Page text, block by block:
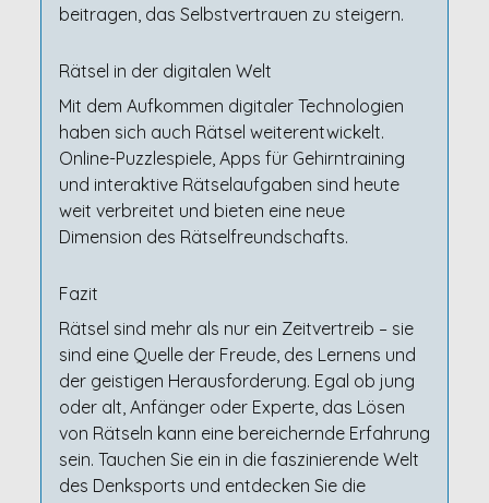
beitragen, das Selbstvertrauen zu steigern.
Rätsel in der digitalen Welt
Mit dem Aufkommen digitaler Technologien
haben sich auch Rätsel weiterentwickelt.
Online-Puzzlespiele, Apps für Gehirntraining
und interaktive Rätselaufgaben sind heute
weit verbreitet und bieten eine neue
Dimension des Rätselfreundschafts.
Fazit
Rätsel sind mehr als nur ein Zeitvertreib – sie
sind eine Quelle der Freude, des Lernens und
der geistigen Herausforderung. Egal ob jung
oder alt, Anfänger oder Experte, das Lösen
von Rätseln kann eine bereichernde Erfahrung
sein. Tauchen Sie ein in die faszinierende Welt
des Denksports und entdecken Sie die